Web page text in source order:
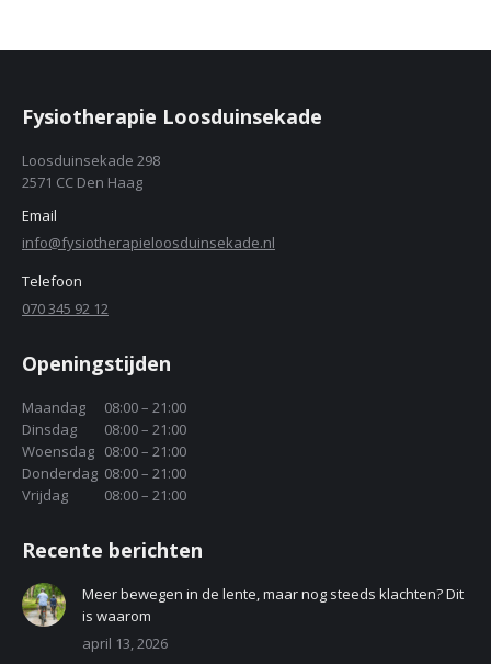
Fysiotherapie Loosduinsekade
Loosduinsekade 298
2571 CC Den Haag
Email
info@fysiotherapieloosduinsekade.nl
Telefoon
070 345 92 12
Openingstijden
Maandag
08:00 – 21:00
Dinsdag
08:00 – 21:00
Woensdag 08:00 – 21:00
Donderdag 08:00 – 21:00
Vrijdag
08:00 – 21:00
Recente berichten
Meer bewegen in de lente, maar nog steeds klachten? Dit
is waarom
april 13, 2026